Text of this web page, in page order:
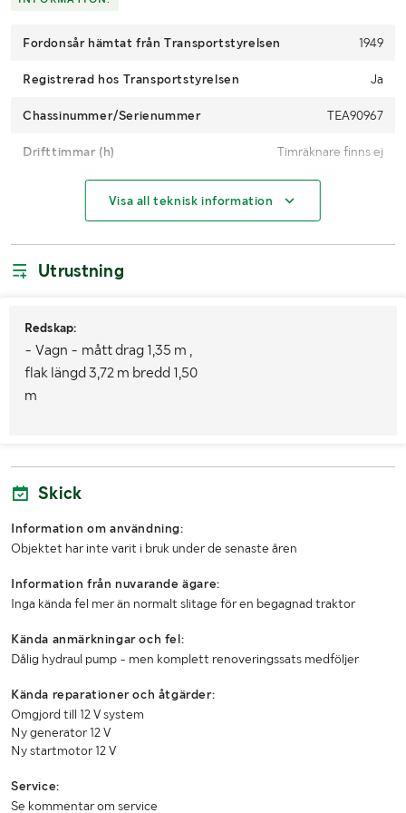
Fordonsår hämtat från Transportstyrelsen 1949
Registrerad hos Transportstyrelsen Ja
Chassinummer/Serienummer TEA90967
Drifttimmar (h) Timräknare finns ej
Fordonsstatus
Importerad
Längd (mm)
Bredd (mm)
Visa all teknisk information
Utrustning
Redskap:
- Vagn - mått drag 1,35 m ,
flak längd 3,72 m bredd 1,50
m
Skick
Information om användning:
Objektet har inte varit i bruk under de senaste åren
Information från nuvarande ägare:
Inga kända fel mer än normalt slitage för en begagnad traktor
Kända anmärkningar och fel:
Dålig hydraul pump - men komplett renoveringssats medföljer
Kända reparationer och åtgärder:
Omgjord till 12 V system
Ny generator 12 V
Ny startmotor 12 V
Service:
Se kommentar om service